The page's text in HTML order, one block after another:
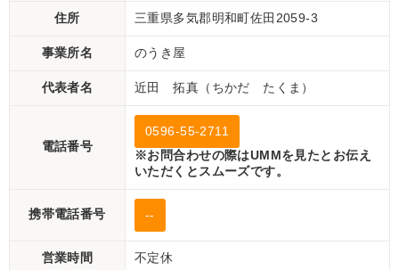
住所 三重県多気郡明和町佐田2059-3
事業所名 のうき屋
代表者名 近田 拓真（ちかだ たくま）
電話番号
0596-55-2711
※お問合わせの際はUMMを見たとお伝え
いただくとスムーズです。
携帯電話番号 --
営業時間 不定休